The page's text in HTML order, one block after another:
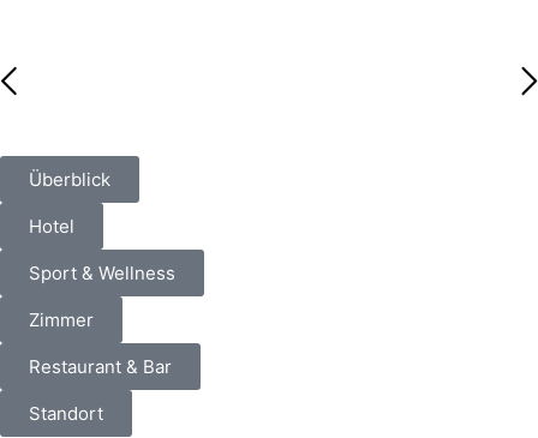
Überblick
Hotel
Sport & Wellness
Zimmer
Restaurant & Bar
Standort